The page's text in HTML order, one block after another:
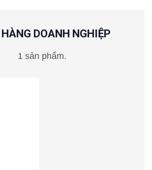
DOANH NGHIỆP
1 sản phẩm.